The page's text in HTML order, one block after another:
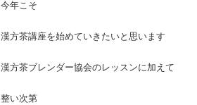
今年こそ
漢方茶講座を始めていきたいと思います
漢方茶ブレンダー協会のレッスンに加えて
整い次第